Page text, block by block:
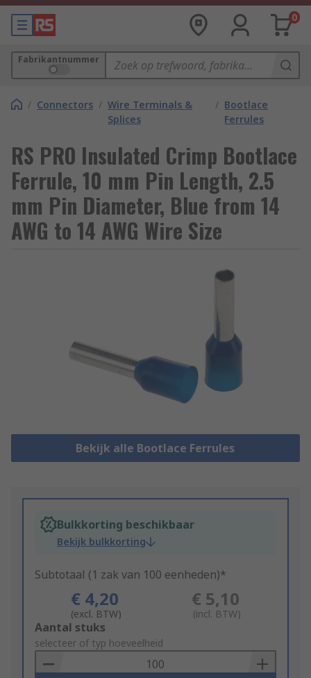
0
Fabrikantnummer
/ Connectors / Wire Terminals &
Splices
/ Bootlace
Ferrules
RS PRO Insulated Crimp Bootlace
Ferrule, 10 mm Pin Length, 2.5
mm Pin Diameter, Blue from 14
AWG to 14 AWG Wire Size
Bekijk alle Bootlace Ferrules
Bulkkorting beschikbaar
Bekijk bulkkorting
Subtotaal (1 zak van 100 eenheden)*
€ 4,20
(excl. BTW)
€ 5,10
(incl. BTW)
Add
to
Basket
Aantal stuks
selecteer of typ hoeveelheid